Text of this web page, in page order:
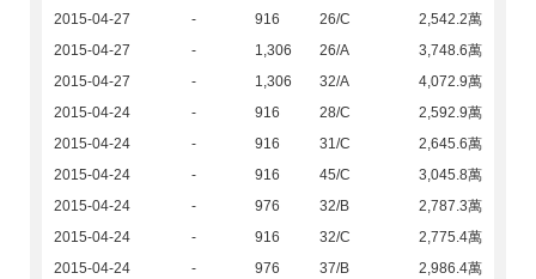
2015-04-27
- 916 26/C
2,542.2萬
2015-04-27
- 1,306 26/A
3,748.6萬
2015-04-27
- 1,306 32/A
4,072.9萬
2015-04-24
- 916 28/C
2,592.9萬
2015-04-24
- 916 31/C
2,645.6萬
2015-04-24
- 916 45/C
3,045.8萬
2015-04-24
- 976 32/B
2,787.3萬
2015-04-24
- 916 32/C
2,775.4萬
2015-04-24
- 976 37/B
2,986.4萬